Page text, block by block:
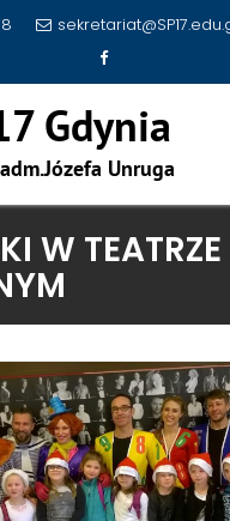
W TEATRZE